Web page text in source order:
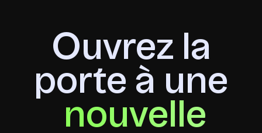
Ouvrez la
porte à une
nouvelle